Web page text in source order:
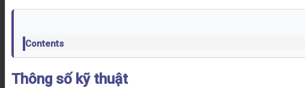
Contents
Thông số kỹ thuật